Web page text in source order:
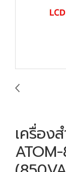
เครื่อง